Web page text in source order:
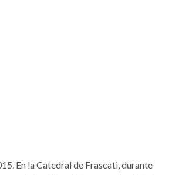
En la Catedral de Frascati, durante